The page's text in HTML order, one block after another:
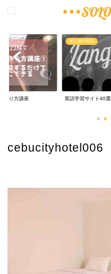
作り方講座
初心者の英語
英語学習サイト40選
cebucityhotel006